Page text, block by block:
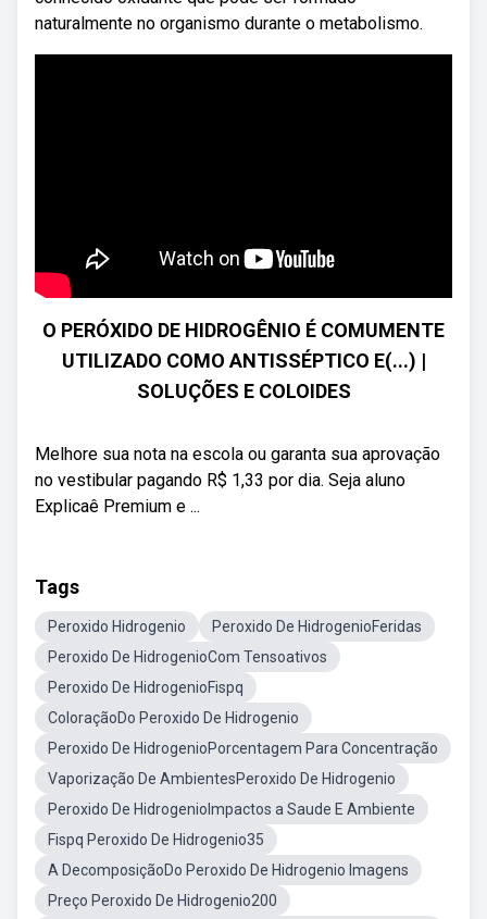
naturalmente no organismo durante o metabolismo.
O PERÓXIDO DE HIDROGÊNIO É COMUMENTE
UTILIZADO COMO ANTISSÉPTICO E(...) |
SOLUÇÕES E COLOIDES
Melhore sua nota na escola ou garanta sua aprovação
no vestibular pagando R$ 1,33 por dia. Seja aluno
Explicaê Premium e ...
Tags
Peroxido Hidrogenio
Peroxido De HidrogenioFeridas
Peroxido De HidrogenioCom Tensoativos
Peroxido De HidrogenioFispq
ColoraçãoDo Peroxido De Hidrogenio
Peroxido De HidrogenioPorcentagem Para Concentração
Vaporização De AmbientesPeroxido De Hidrogenio
Peroxido De HidrogenioImpactos a Saude E Ambiente
Fispq Peroxido De Hidrogenio35
A DecomposiçãoDo Peroxido De Hidrogenio Imagens
Preço Peroxido De Hidrogenio200